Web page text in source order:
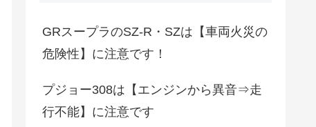
GRスープラのSZ-R・SZは【車両火災の
危険性】に注意です！
プジョー308は【エンジンから異音⇒走
行不能】に注意です